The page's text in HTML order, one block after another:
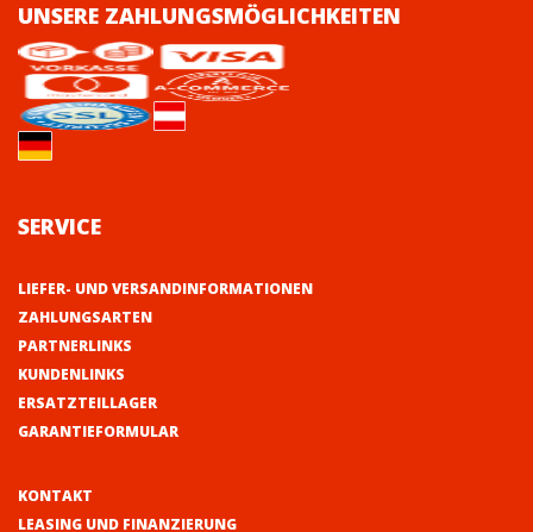
UNSERE ZAHLUNGSMÖGLICHKEITEN
SERVICE
LIEFER- UND VERSANDINFORMATIONEN
ZAHLUNGSARTEN
PARTNERLINKS
KUNDENLINKS
ERSATZTEILLAGER
GARANTIEFORMULAR
KONTAKT
LEASING UND FINANZIERUNG